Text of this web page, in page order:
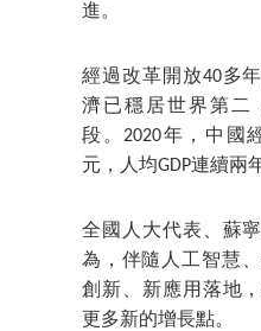
進。
經過改革開放40多
濟已穩居世界第二
段。2020年，中國
元，人均GDP連續兩
全國人大代表、蘇
為，伴隨人工智慧
創新、新應用落地
更多新的增長點。